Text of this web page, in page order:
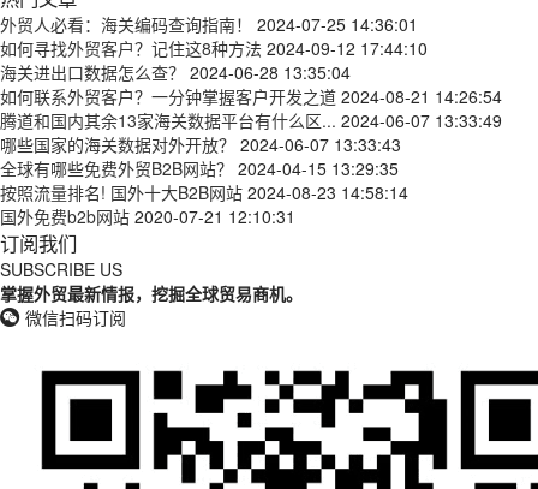
外贸人必看：海关编码查询指南！
2024-07-25 14:36:01
如何寻找外贸客户？记住这8种方法 2024-09-12 17:44:10
海关进出口数据怎么查？ 2024-06-28 13:35:04
如何联系外贸客户？一分钟掌握客户开发之道 2024-08-21 14:26:54
腾道和国内其余13家海关数据平台有什么区... 2024-06-07 13:33:49
哪些国家的海关数据对外开放？ 2024-06-07 13:33:43
全球有哪些免费外贸B2B网站？ 2024-04-15 13:29:35
按照流量排名! 国外十大B2B网站 2024-08-23 14:58:14
国外免费b2b网站 2020-07-21 12:10:31
订阅我们
SUBSCRIBE US
掌握外贸最新情报，挖掘全球贸易商机。
微信扫码订阅